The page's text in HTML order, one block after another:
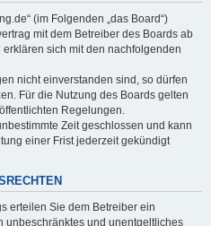
(im Folgenden „das Board“)
mit dem Betreiber des Boards ab
erklären sich mit den nachfolgenden
nicht einverstanden sind, so dürfen
Für die Nutzung des Boards gelten
Regelungen.
Zeit geschlossen und kann
einer Frist jederzeit gekündigt
erteilen Sie dem Betreiber ein
unbeschränktes und unentgeltliches